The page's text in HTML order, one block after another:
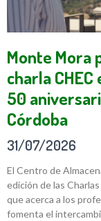
Monte Mora
charla
50
Córdoba
31/07/2026
El Centro de
edición de las
que acerca a los
fomenta el